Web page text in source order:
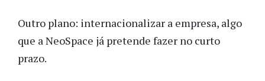
Outro plano: internacionalizar a empresa, algo
que a NeoSpace já pretende fazer no curto
prazo.